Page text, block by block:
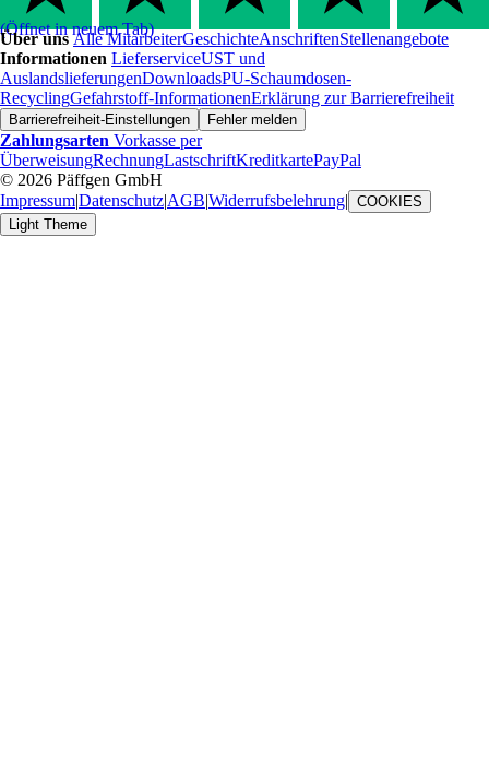
(Öffnet in neuem Tab)
Über unsAlle MitarbeiterGeschichteAnschriftenStellenangebote
Informationen LieferserviceUST und
AuslandslieferungenDownloadsPU-Schaumdosen-
RecyclingGefahrstoff-InformationenErklärung zur Barrierefreiheit
Barrierefreiheit-Einstellungen Fehler melden
Zahlungsarten Vorkasse per
ÜberweisungRechnungLastschriftKreditkartePayPal
© 2026 Päffgen GmbH
Impressum|Datenschutz|AGB|Widerrufsbelehrung| COOKIES
Light Theme